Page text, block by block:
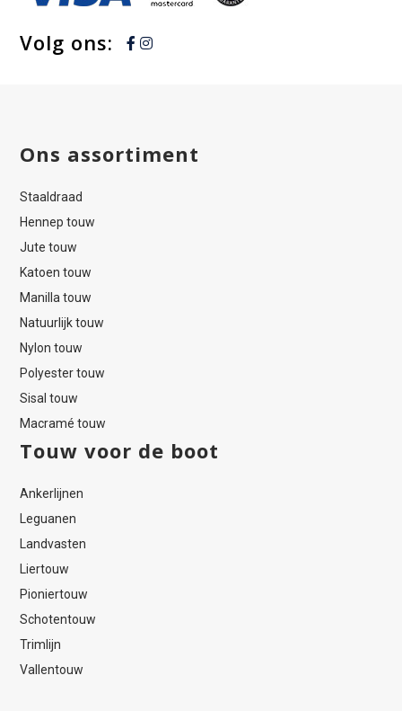
Volg ons:
Ons assortiment
Staaldraad
Hennep touw
Jute touw
Katoen touw
Manilla touw
Natuurlijk touw
Nylon touw
Polyester touw
Sisal touw
Macramé touw
Touw voor de boot
Ankerlijnen
Leguanen
Landvasten
Liertouw
Pioniertouw
Schotentouw
Trimlijn
Vallentouw